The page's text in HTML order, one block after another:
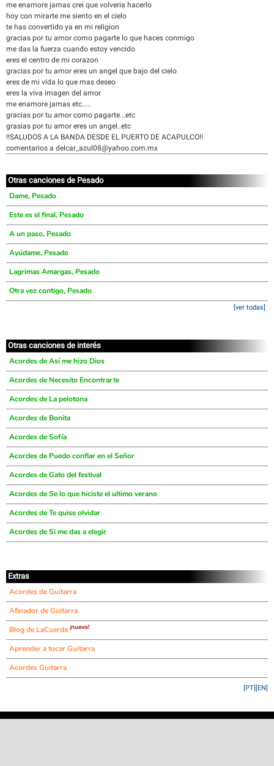
me enamore jamas crei que volveria hacerlo
hoy con mirarte me siento en el cielo
te has convertido ya en mi religion
gracias por tu amor como pagarte lo que haces conmigo
me das la fuerza cuando estoy vencido
eres el centro de mi corazon
gracias por tu amor eres un angel que bajo del cielo
eres de mi vida lo que mas deseo
eres la viva imagen del amor
me enamore jamas etc.....
gracias por tu amor como pagarte...etc
grasias por tu amor eres un angel..etc
!!SALUDOS A LA BANDA DESDE EL PUERTO DE ACAPULCO!!
comentarios a delcar_azul08@yahoo.com.mx
Otras canciones de Pesado
Dame, Pesado
Este es el final, Pesado
A un paso, Pesado
Ayúdame, Pesado
Lagrimas Amargas, Pesado
Otra vez contigo, Pesado
[ver todas]
Otras canciones de interés
Acordes de Así me hizo Dios
Acordes de Necesito Encontrarte
Acordes de La pelotona
Acordes de Bonita
Acordes de Sofía
Acordes de Puedo confiar en el Señor
Acordes de Gato del festival
Acordes de Se lo que hiciste el ultimo verano
Acordes de Te quise olvidar
Acordes de Si me das a elegir
Extras
Acordes de Guitarra
Afinador de Guitarra
Blog de LaCuerda ¡nuevo!
Aprender a tocar Guitarra
Acordes Guitarra
[EN]
[PT]